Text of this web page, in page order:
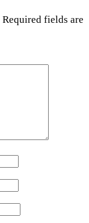
Required fields are